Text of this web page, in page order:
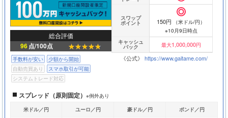
総合評価
96点/100点
手数料が安い
少額から開始
自動売買あり
スマホ取引が可能
システムトレード対応
スワップ
ポイント 150円
（米ドル/円）
※10月9日時点
キャッシュ
バック 最大1,000,000円
《公式》 https://www.gaitame.com/
スプレッド（原則固定） ※例外あり
米ドル／円
ユーロ／円 豪ドル／円 ポンド／円